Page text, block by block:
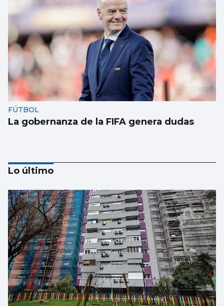
FÚTBOL
La gobernanza de la FIFA genera dudas
Taparse la boca, amarilla
Lo último